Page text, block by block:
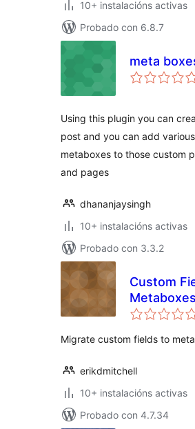
10+ instalacións activas
Probado con 6.8.7
meta
Using this plugin you can
post and you can add
metaboxes to those custom
and pages
dhananjaysingh
10+ instalacións activas
Probado con 3.3.2
Custom
Metaboxes
Migrate custom fields to
erikdmitchell
10+ instalacións activas
Probado con 4.7.34